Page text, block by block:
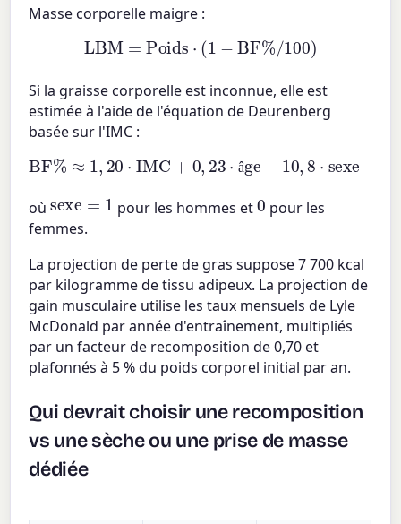
Masse corporelle maigre :
LBM= Poids⋅(1 −BF%/100 )
Si la graisse corporelle est inconnue, elle est
estimée à l'aide de l'équation de Deurenberg
basée sur l'IMC :
â
BF%≈1, 20 ⋅IMC+0,23 ⋅âge− 10,8 sexe− 5,4
oùsexe =1 pour les hommes et0 pour les
femmes.
La projection de perte de gras suppose 7 700 kcal
par kilogramme de tissu adipeux. La projection de
gain musculaire utilise les taux mensuels de Lyle
McDonald par année d'entraînement, multipliés
par un facteur de recomposition de 0,70 et
plafonnés à 5 % du poids corporel initial par an.
Qui devrait choisir une recomposition
vs une sèche ou une prise de masse
dédiée